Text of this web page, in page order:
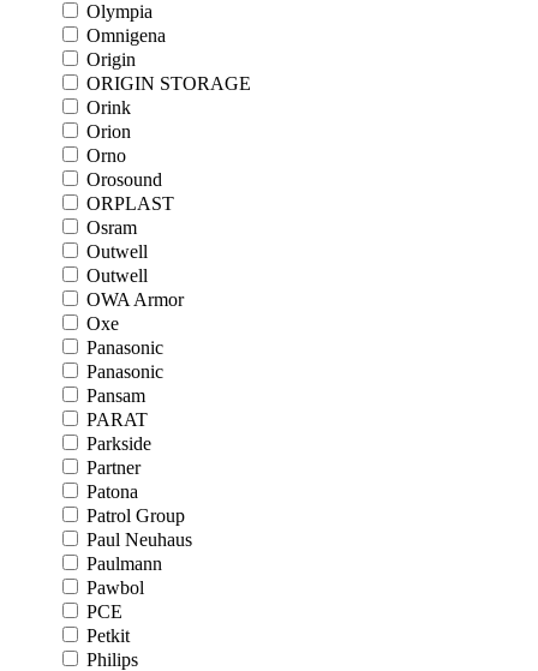
Olympia
Omnigena
Origin
ORIGIN STORAGE
Orink
Orion
Orno
Orosound
ORPLAST
Osram
Outwell
Outwell
OWA Armor
Oxe
Panasonic
Panasonic
Pansam
PARAT
Parkside
Partner
Patona
Patrol Group
Paul Neuhaus
Paulmann
Pawbol
PCE
Petkit
Philips